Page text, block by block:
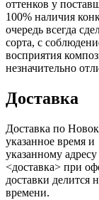
оттенков у
100% наличия
очередь всегда
сорта, с
восприятия
незначительно
Доставка
Доставка по
указанное время
указанному
<доставка> при
доставки делится
времени.